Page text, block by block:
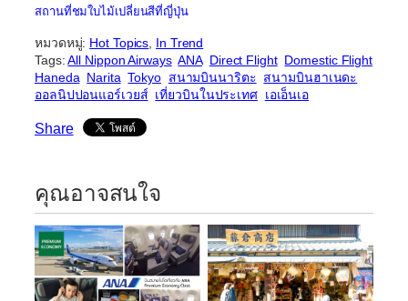
สถานที่ชมใบไม้เปลี่ยนสีที่ญี่ปุ่น
หมวดหมู่: Hot Topics, In Trend
Tags:All Nippon Airways ANA Direct Flight Domestic Flight
Haneda Narita Tokyo สนามบินนาริตะ สนามบินฮาเนดะ
ออลนิปปอนแอร์เวยส์ เที่ยวบินในประเทศ เอเอ็นเอ
Share
คุณอาจสนใจ